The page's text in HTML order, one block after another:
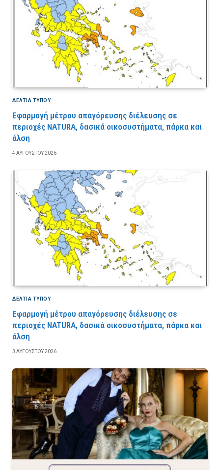
ΔΕΛΤΙΑ ΤΥΠΟΥ
Εφαρμογή μέτρου απαγόρευσης διέλευσης σε
περιοχές NATURA, δασικά οικοσυστήματα, πάρκα και
άλση
4 ΑΥΓΟΎΣΤΟΥ 2026
ΔΕΛΤΙΑ ΤΥΠΟΥ
Εφαρμογή μέτρου απαγόρευσης διέλευσης σε
περιοχές NATURA, δασικά οικοσυστήματα, πάρκα και
άλση
3 ΑΥΓΟΎΣΤΟΥ 2026